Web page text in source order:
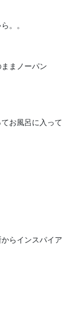
。。
まノーパン
お風呂に入って
らインスパイア